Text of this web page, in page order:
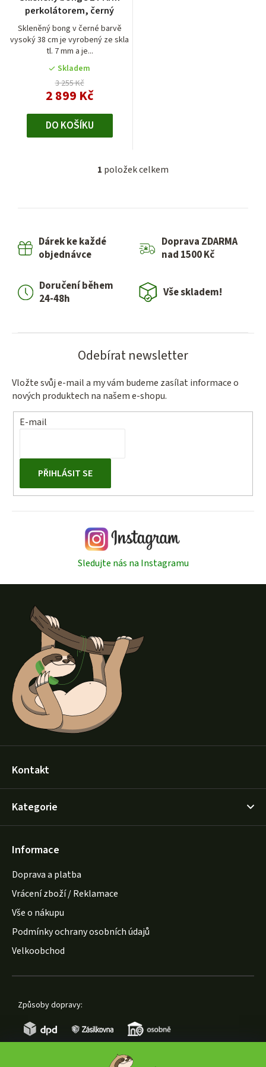
u
perkolátorem, černý
Skleněný bong v černé barvě
vysoký 38 cm je vyrobený ze skla
tl. 7 mm a je...
Skladem
3 255 Kč
2 899 Kč
DO KOŠÍKU
O
l
k
v
p
i
1 položek celkem
Dárek ke každé
objednávce
Doprava ZDARMA
nad 1500 Kč
Doručení během
24-48h
Vše skladem!
Odebírat newsletter
Vložte svůj e-mail a my vám budeme zasílat informace o
nových produktech na našem e-shopu.
E-mail
PŘIHLÁSIT SE
Sledujte nás na Instagramu
Kontakt
Kategorie
Informace
Doprava a platba
Vrácení zboží / Reklamace
Vše o nákupu
Podmínky ochrany osobních údajů
Velkoobchod
Způsoby dopravy: